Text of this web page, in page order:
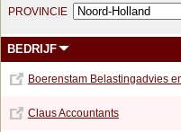
PROVINCIE
BEDRIJF
Boerenstam Belastingadvies
Claus Accountants